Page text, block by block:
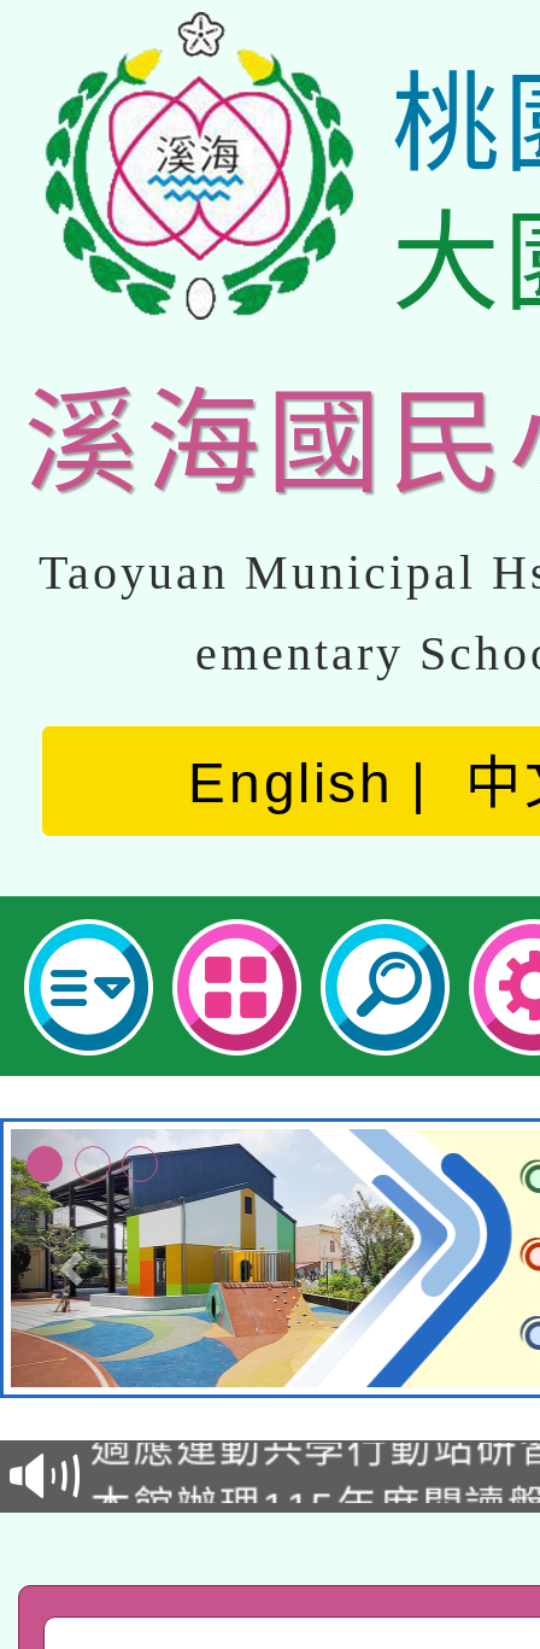
桃
大
溪海國民
Taoyuan Municipal
ementary
English 中
本校115學年度第2次
招甄選結果公告(無人
招)
適應運動共學行動站研
本館辦理115年度閱讀
礎課程
A3數位素養講師名單